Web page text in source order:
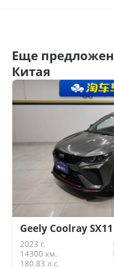
Еще
Китая
Geely Coolray
2023 г.
14300 км.
180.83 л.с.